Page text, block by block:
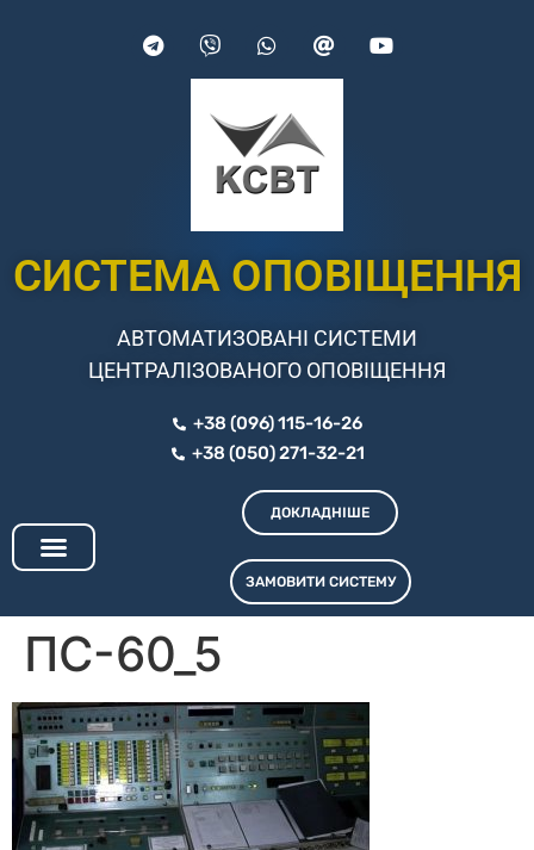
СИСТЕМА ОПОВІЩЕННЯ
АВТОМАТИЗОВАНІ СИСТЕМИ
ЦЕНТРАЛІЗОВАНОГО ОПОВІЩЕННЯ
+38 (096) 115-16-26
+38 (050) 271-32-21
ДОКЛАДНІШЕ
ЗАМОВИТИ СИСТЕМУ
ПС-60_5